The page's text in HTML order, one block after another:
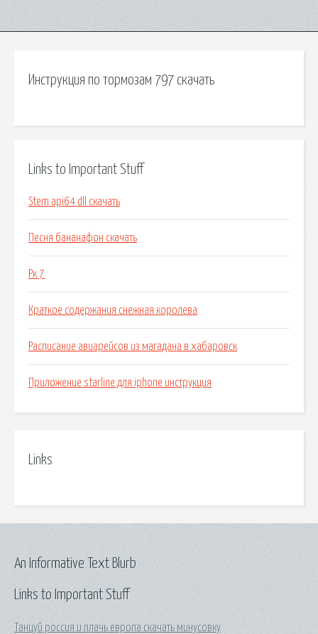
Инструкция по тормозам 797 скачать
Links to Important Stuff
Stem api64 dll скачать
Песня бананафон скачать
Рк 7
Краткое содержания снежная королева
Расписание авиарейсов из магадана в хабаровск
Приложение starline для iphone инструкция
Links
Links to Important Stuff
Танцуй россия и плачь европа скачать минусовку
An Informative Text Blurb